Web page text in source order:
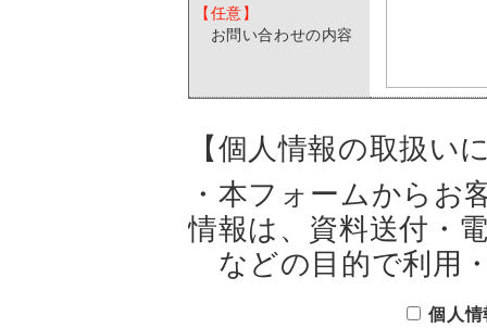
【任意】
お問い合わせの内容
【個人情報の取扱い
・本フォームからお
情報は、資料送付・
などの目的で利用
個人情